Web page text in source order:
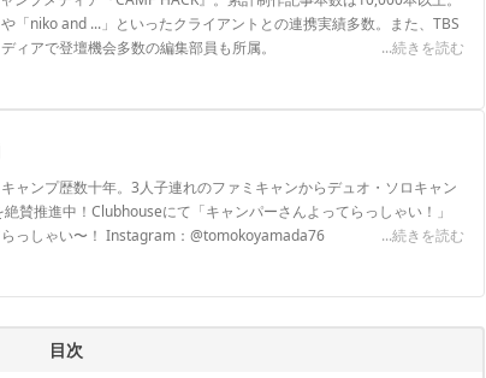
「niko and ...」といったクライアントとの連携実績多数。また、TBS
ィアで登壇機会多数の編集部員も所属。
...続きを読む
ャンプ歴数十年。3人子連れのファミキャンからデュオ・ソロキャン
賛推進中！Clubhouseにて「キャンパーさんよってらっしゃい！」
っしゃい〜！ Instagram：@tomokoyamada76
...続きを読む
目次